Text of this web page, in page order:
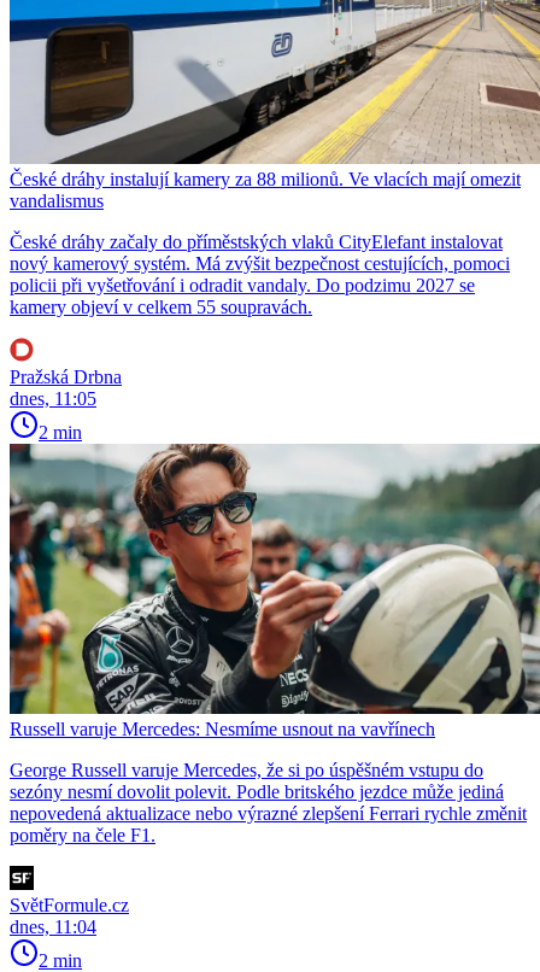
České dráhy instalují kamery za 88 milionů. Ve vlacích mají omezit
vandalismus
České dráhy začaly do příměstských vlaků CityElefant instalovat
nový kamerový systém. Má zvýšit bezpečnost cestujících, pomoci
policii při vyšetřování i odradit vandaly. Do podzimu 2027 se
kamery objeví v celkem 55 soupravách.
Pražská Drbna
dnes, 11:05
2 min
Russell varuje Mercedes: Nesmíme usnout na vavřínech
George Russell varuje Mercedes, že si po úspěšném vstupu do
sezóny nesmí dovolit polevit. Podle britského jezdce může jediná
nepovedená aktualizace nebo výrazné zlepšení Ferrari rychle změnit
poměry na čele F1.
SvětFormule.cz
dnes, 11:04
2 min